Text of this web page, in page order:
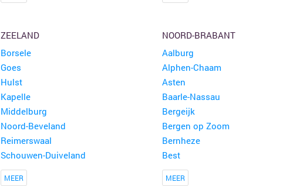
ZEELAND
Borsele
Goes
Hulst
Kapelle
Middelburg
Noord-Beveland
Reimerswaal
Schouwen-Duiveland
MEER
NOORD-BRABANT
Aalburg
Alphen-Chaam
Asten
Baarle-Nassau
Bergeijk
Bergen op Zoom
Bernheze
Best
MEER